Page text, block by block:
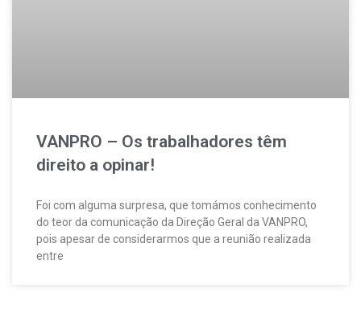
VANPRO – Os trabalhadores têm
direito a opinar!
Foi com alguma surpresa, que tomámos conhecimento
do teor da comunicação da Direção Geral da VANPRO,
pois apesar de considerarmos que a reunião realizada
entre